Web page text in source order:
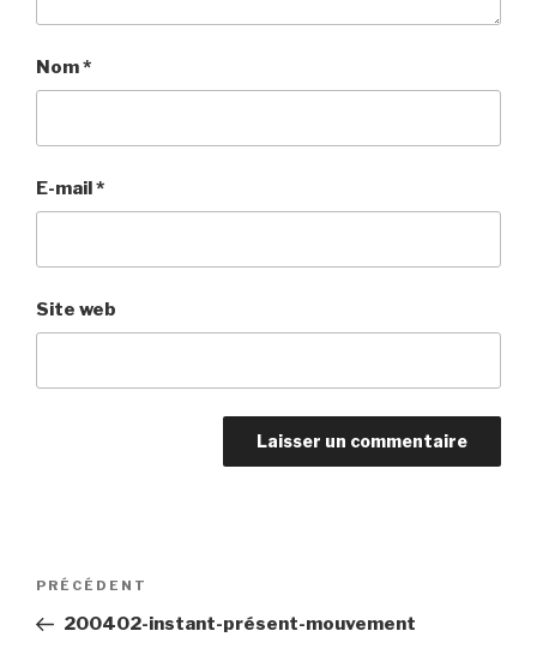
Nom*
E-mail*
Site web
Navigation
l’article
Article
précédent
PRÉCÉDENT
200402-instant-présent-mouvement